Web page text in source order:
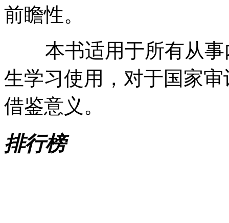
前瞻性。
本书适用于所有从事
生学习使用，对于国家
借鉴意义。
排行榜